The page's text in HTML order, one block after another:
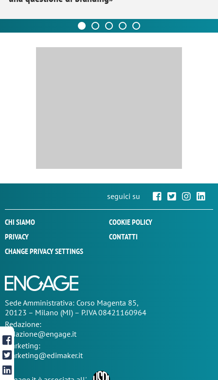
seguici su
CHI SIAMO
COOKIE POLICY
PRIVACY
CONTATTI
CHANGE PRIVACY SETTINGS
SedeAmministrativa: Corso Magenta 85,
20123 – Milano (MI) – P.IVA 08421160964
Redazione:
redazione@engage.it
Marketing:
marketing@edimaker.it